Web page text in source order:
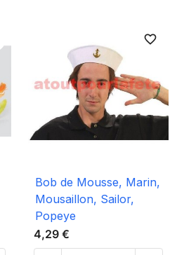
favorite_border
Bob de Mousse, Marin,
Mousaillon, Sailor,
Popeye
4,29 €